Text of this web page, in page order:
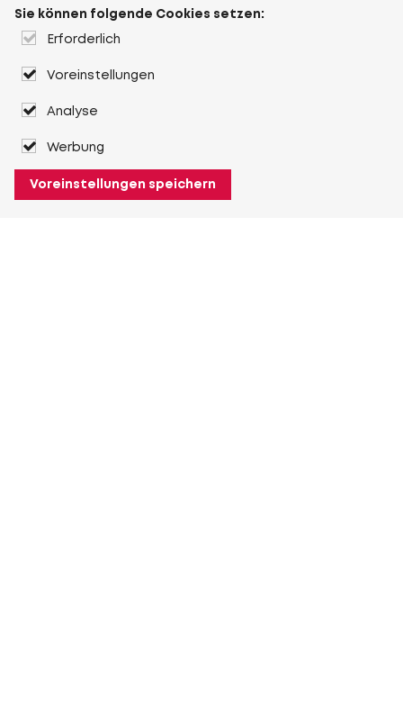
Sie können folgende Cookies setzen:
Erforderlich
Voreinstellungen
Analyse
Werbung
Voreinstellungen speichern